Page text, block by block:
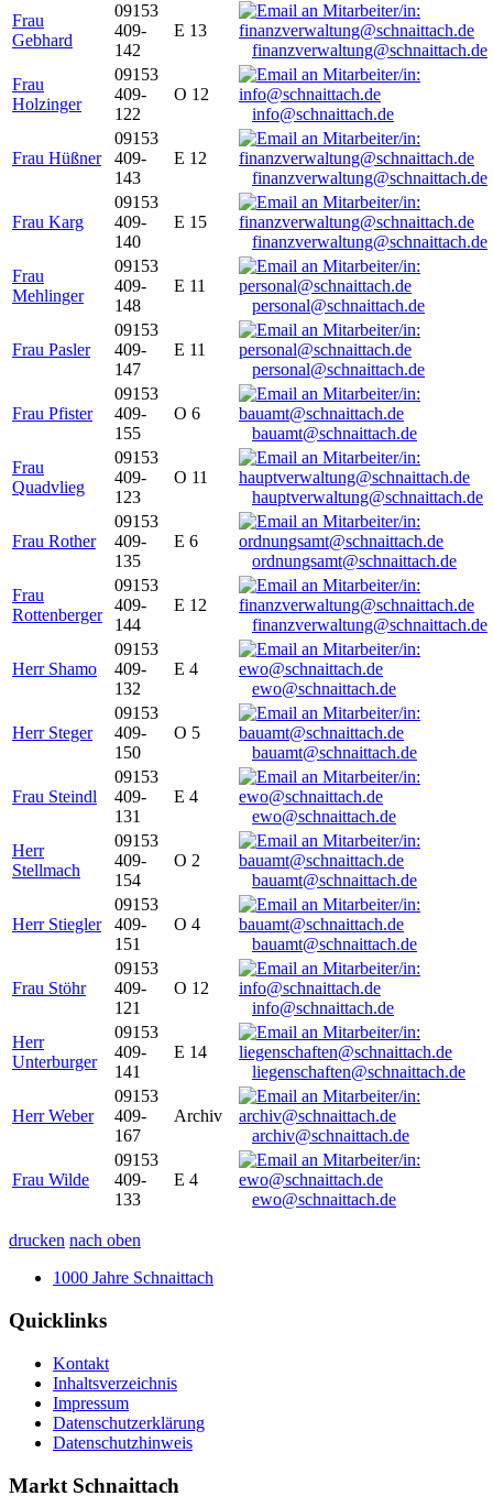
Frau
Gebhard
09153
409-
142
E 13
finanzverwaltung@schnaittach.de
Frau
Holzinger
09153
409-
122
O 12
info@schnaittach.de
Frau Hüßner
09153
409-
143
E 12
finanzverwaltung@schnaittach.de
Frau Karg
09153
409-
140
E 15
finanzverwaltung@schnaittach.de
Frau
Mehlinger
09153
409-
148
E 11
personal@schnaittach.de
Frau Pasler
09153
409-
147
E 11
personal@schnaittach.de
Frau Pfister
09153
409-
155
O 6
bauamt@schnaittach.de
Frau
Quadvlieg
09153
409-
123
O 11
hauptverwaltung@schnaittach.de
Frau Rother
09153
409-
135
E 6
ordnungsamt@schnaittach.de
Frau
Rottenberger
09153
409-
144
E 12
finanzverwaltung@schnaittach.de
Herr Shamo
09153
409-
132
E 4
ewo@schnaittach.de
Herr Steger
09153
409-
150
O 5
bauamt@schnaittach.de
Frau Steindl
09153
409-
131
E 4
ewo@schnaittach.de
Herr
Stellmach
09153
409-
154
O 2
bauamt@schnaittach.de
Herr Stiegler
09153
409-
151
O 4
bauamt@schnaittach.de
Frau Stöhr
09153
409-
121
O 12
info@schnaittach.de
Herr
Unterburger
09153
409-
141
E 14
liegenschaften@schnaittach.de
Herr Weber
09153
409-
167
Archiv
archiv@schnaittach.de
Frau Wilde
09153
409-
133
E 4
ewo@schnaittach.de
drucken nach oben
1000 Jahre Schnaittach
Quicklinks
Kontakt
Inhaltsverzeichnis
Impressum
Datenschutzerklärung
Datenschutzhinweis
Markt Schnaittach